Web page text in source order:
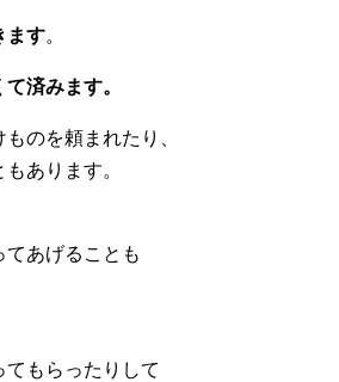
ます。
済みます。
のを頼まれたり、
あります。
てあげることも
もらったりして